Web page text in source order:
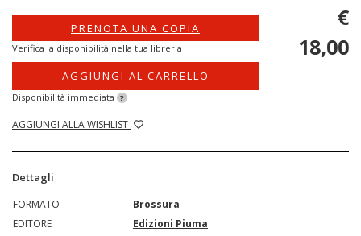
PRENOTA UNA COPIA
Verifica la disponibilità nella tua libreria
AGGIUNGI AL CARRELLO
Disponibilità immediata ?
AGGIUNGI ALLA WISHLIST
€
18,00
Dettagli
FORMATO
Brossura
EDITORE
Edizioni Piuma